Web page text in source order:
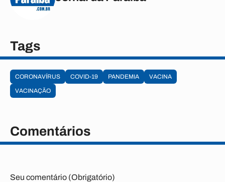
Tags
CORONAVÍRUS COVID-19 PANDEMIA
VACINA
VACINAÇÃO
Comentários
Seu comentário (Obrigatório)